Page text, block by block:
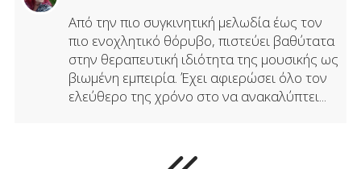
Από την πιο συγκινητική μελωδία έως τον
πιο ενοχλητικό θόρυβο, πιστεύει βαθύτατα
στην θεραπευτική ιδιότητα της μουσικής ως
βιωμένη εμπειρία. Έχει αφιερώσει όλο τον
ελεύθερο της χρόνο στο να ανακαλύπτει...